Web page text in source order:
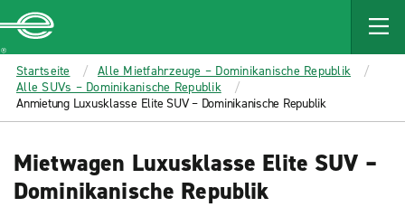
MAIN
CONTENT
Enterprise
Startseite
Alle Mietfahrzeuge – Dominikanische Republik
Alle SUVs – Dominikanische Republik
Anmietung Luxusklasse Elite SUV – Dominikanische Republik
Mietwagen Luxusklasse Elite SUV –
Dominikanische Republik